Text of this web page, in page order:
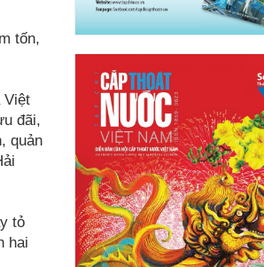
tốn,
Việt
đãi,
quản
tỏ
hai